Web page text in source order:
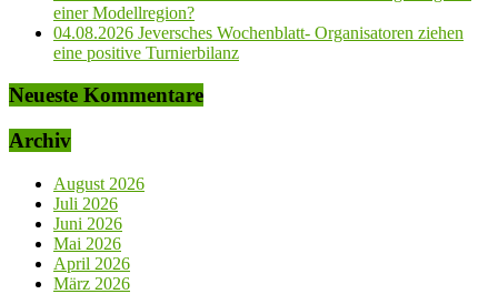
einer Modellregion?
04.08.2026 Jeversches Wochenblatt- Organisatoren ziehen
eine positive Turnierbilanz
Neueste Kommentare
Archiv
August 2026
Juli 2026
Juni 2026
Mai 2026
April 2026
März 2026